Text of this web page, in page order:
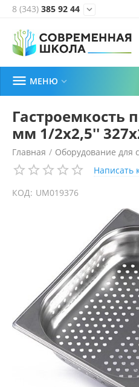
8 (343) 385 92 44 
 МЕНЮ 
Гастроемкость
мм 1/2х2,5''
Главная / Оборудование для
Написать
КОД: UM019376